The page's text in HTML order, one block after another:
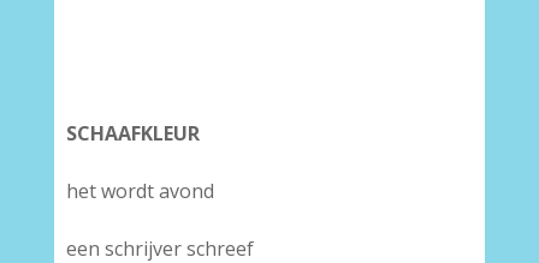
SCHAAFKLEUR
het wordt avond
een schrijver schreef